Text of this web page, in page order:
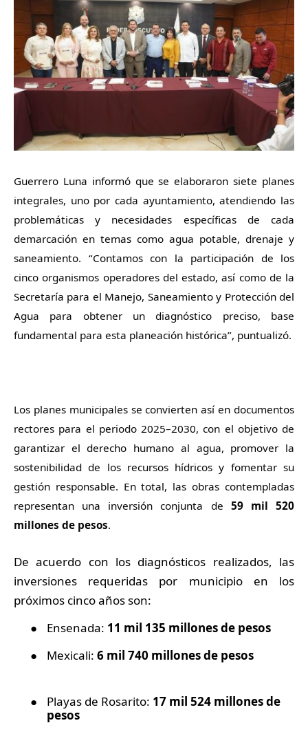
Guerrero Luna informó que se elaboraron siete planes
integrales, uno por cada ayuntamiento, atendiendo las
problemáticas y necesidades específicas de cada
demarcación en temas como agua potable, drenaje y
saneamiento. “Contamos con la participación de los
cinco organismos operadores del estado, así como de la
Secretaría para el Manejo, Saneamiento y Protección del
Agua para obtener un diagnóstico preciso, base
fundamental para esta planeación histórica”, puntualizó.
Los planes municipales se convierten así en documentos
rectores para el periodo 2025–2030, con el objetivo de
garantizar el derecho humano al agua, promover la
sostenibilidad de los recursos hídricos y fomentar su
gestión responsable. En total, las obras contempladas
representan una inversión conjunta de 59 mil 520
millones de pesos.
De acuerdo con los diagnósticos realizados, las
inversiones requeridas por municipio en los
próximos cinco años son:
●
Ensenada: 11 mil 135 millones de pesos
●
Mexicali: 6 mil 740 millones de pesos
● Playas de Rosarito: 17 mil 524 millones de
pesos